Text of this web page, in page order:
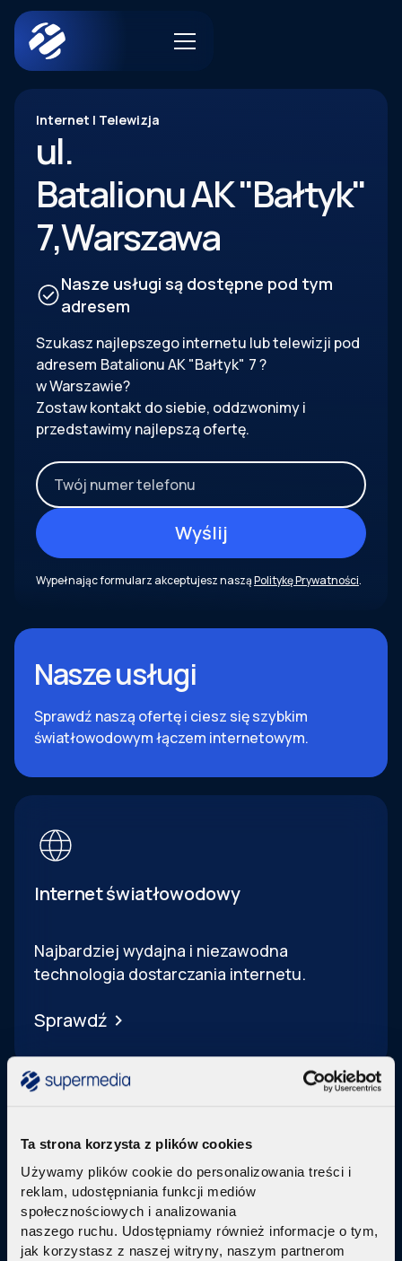
Ta strona korzysta z plików cookies
Używamy plików cookie do personalizowania treści i
reklam, udostępniania funkcji mediów
społecznościowych i analizowania
naszego ruchu. Udostępniamy również informacje o tym,
jak korzystasz z naszej witryny, naszym partnerom
Internet | Telewizja
ul.
Batalionu AK "Bałtyk"
7,Warszawa
Nasze usługi są dostępne pod tym
adresem
Szukasz najlepszego internetu lub telewizji pod
adresem Batalionu AK "Bałtyk" 7?
w Warszawie?
Zostaw kontakt do siebie, oddzwonimy i
przedstawimy najlepszą ofertę.
Wypełnając formularz akceptujesz nasząPolitykę Prywatności.
Nasze usługi
Sprawdź naszą ofertę i ciesz się szybkim
światłowodowym łączem internetowym.
Internet światłowodowy
Najbardziej wydajna i niezawodna
technologia dostarczania internetu.
Sprawdź
Telewizja Replay
Pakiety internetu z nowoczesną telewizją
technologi IPTV Replay TV.